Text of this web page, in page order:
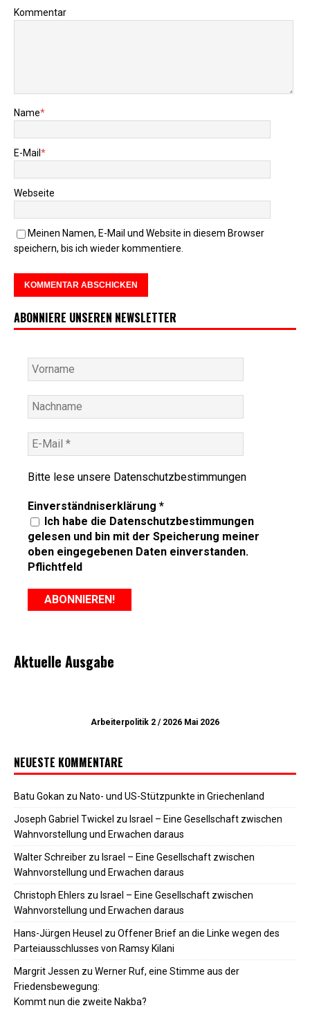
Kommentar
Name*
E-Mail *
Webseite
Meinen Namen, E-Mail und Website in diesem Browser
speichern, bis ich wieder kommentiere.
ABONNIERE UNSEREN NEWSLETTER
Bitte lese unsere Datenschutzbestimmungen
Einverständniserklärung *
Ich habe die Datenschutzbestimmungen
gelesen und bin mit der Speicherung meiner
oben eingegebenen Daten einverstanden.
Pflichtfeld
Aktuelle Ausgabe
Arbeiterpolitik 2 / 2026 Mai 2026
NEUESTE KOMMENTARE
Batu Gokan zu Nato- und US-Stützpunkte in Griechenland
Joseph Gabriel Twickel zu Israel – Eine Gesellschaft zwischen
Wahnvorstellung und Erwachen daraus
Walter Schreiber zu Israel – Eine Gesellschaft zwischen
Wahnvorstellung und Erwachen daraus
Christoph Ehlers zu Israel – Eine Gesellschaft zwischen
Wahnvorstellung und Erwachen daraus
Hans-Jürgen Heusel zu Offener Brief an die Linke wegen des
Parteiausschlusses von Ramsy Kilani
Margrit Jessen zu Werner Ruf, eine Stimme aus der
Friedensbewegung:
Kommt nun die zweite Nakba?